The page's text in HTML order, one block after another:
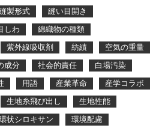
製形式
縫い目開き
しわ
綿織物の種類
紫外線吸収剤 紡績
空気の重量
成分 社会的責任
白場汚染
用語 産業革命
産学コラボ
生地糸飛び出し
生地性能
状シロキサン
環境配慮